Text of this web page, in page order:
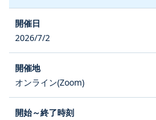
2026/7/2
オンライン(Zoom)